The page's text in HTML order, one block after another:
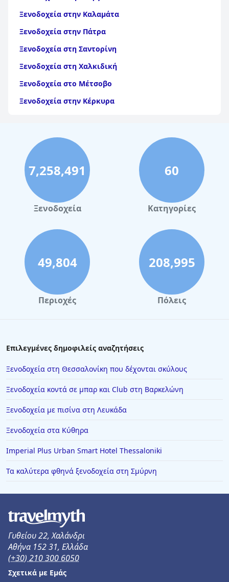
Ξενοδοχεία στην Καλαμάτα
Ξενοδοχεία στην Πάτρα
Ξενοδοχεία στη Σαντορίνη
Ξενοδοχεία στη Χαλκιδική
Ξενοδοχεία στο Μέτσοβο
Ξενοδοχεία στην Κέρκυρα
Ξενοδοχεία στην Αίγινα
Ξενοδοχεία στην Πάρο
Ξενοδοχεία στο Λουτράκι
Ξενοδοχεία στη Σκιάθο
Ξενοδοχεία στην Πόλη Χανίων
Ξενοδοχεία στη Ρώμη
Ξενοδοχεία στην Καστοριά
Ξενοδοχεία στην Αλεξανδρούπολη
Ξενοδοχεία στη Σκόπελο
Ξενοδοχεία στο Παρίσι
Ξενοδοχεία στην Ελούντα
Ξενοδοχεία στην Ικαρία
Ξενοδοχεία στην Κέα
Ξενοδοχεία στην Κομοτηνή
Ξενοδοχεία στη Στούπα
Ξενοδοχεία στον Ωρωπό
Ξενοδοχεία στην Κρυοπηγή
Ξενοδοχεία στην Αμμουδιά
Ξενοδοχεία σε Αιτωλικό
7,258,491
Ξενοδοχεία
60
Κατηγορίες
49,804
Περιοχές
208,995
Πόλεις
Επιλεγμένες δημοφιλείς αναζητήσεις
Ξενοδοχεία στη Θεσσαλονίκη που δέχονται σκύλους
Ξενοδοχεία κοντά σε μπαρ και Club στη Βαρκελώνη
Ξενοδοχεία με πισίνα στη Λευκάδα
Ξενοδοχεία στα Κύθηρα
Imperial Plus Urban Smart Hotel Thessaloniki
Τα καλύτερα φθηνά ξενοδοχεία στη Σμύρνη
Γυθείου 22, Χαλάνδρι
Αθήνα 152 31, Ελλάδα
(+30) 210 300 6050
Σχετικά με Εμάς